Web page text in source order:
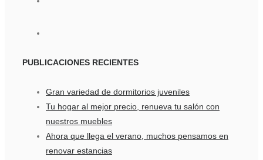
PUBLICACIONES RECIENTES
Gran variedad de dormitorios juveniles
Tu hogar al mejor precio, renueva tu salón con
nuestros muebles
Ahora que llega el verano, muchos pensamos en
renovar estancias